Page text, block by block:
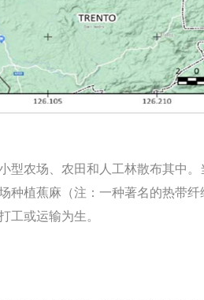
农场、农田和人工林散布其中
植蕉麻（注：一种著名的热带
工或运输为生。